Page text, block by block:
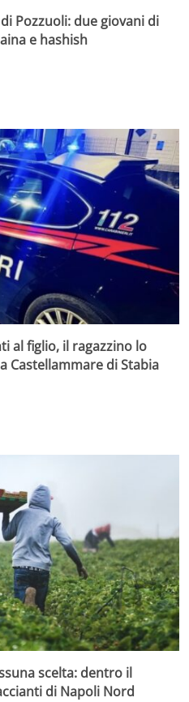
Pozzuoli: due giovani di
e hashish
al figlio, il ragazzino lo
Castellammare di Stabia
scelta: dentro il
di Napoli Nord